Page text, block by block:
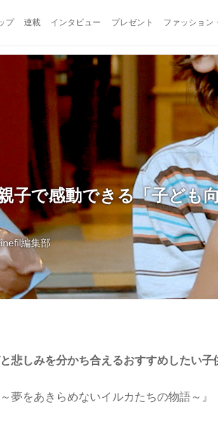
プ 連載 インタビュー プレゼント ファッション
子で感動できる「子ども
編集部
悲しみを分かち合えるおすすめしたい子
夢をあきらめないイルカたちの物語～